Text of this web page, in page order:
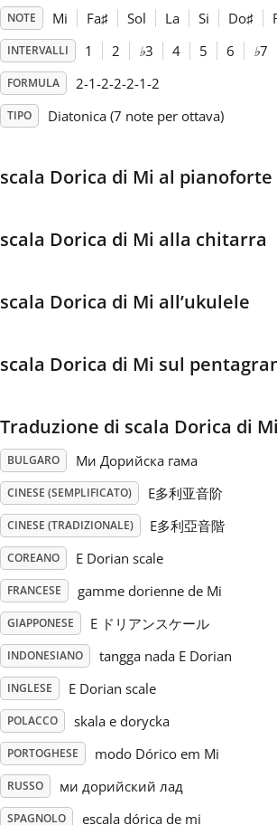
Français
Русский
Svenska
Tiếng Việt
Türkçe
Українська
简体中文
NOTE Mi Fa♯ Sol La Si Do♯
INTERVALLI 1 2 ♭3 4 5 6 ♭7
FORMULA 2-1-2-2-2-1-2
TIPO Diatonica (7 note per ottava)
scala Dorica di Mi al pianoforte
scala Dorica di Mi alla chitarra
scala Dorica di Mi all’ukulele
scala Dorica di Mi sul
Traduzione di scala Dorica di Mi
BULGARO Ми Дорийска гама
CINESE (SEMPLIFICATO) E多利亚音阶
CINESE (TRADIZIONALE) E多利亞音階
COREANO E Dorian scale
FRANCESE gamme dorienne de Mi
GIAPPONESE E ドリアンスケール
INDONESIANO tangga nada E Dorian
INGLESE E Dorian scale
POLACCO skala e dorycka
PORTOGHESE modo Dórico em Mi
RUSSO ми дорийский лад
SPAGNOLO escala dórica de mi